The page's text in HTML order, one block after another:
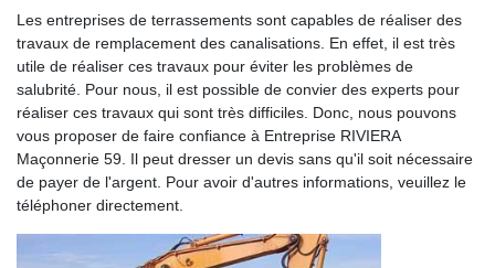
Les entreprises de terrassements sont capables de réaliser des
travaux de remplacement des canalisations. En effet, il est très
utile de réaliser ces travaux pour éviter les problèmes de
salubrité. Pour nous, il est possible de convier des experts pour
réaliser ces travaux qui sont très difficiles. Donc, nous pouvons
vous proposer de faire confiance à Entreprise RIVIERA
Maçonnerie 59. Il peut dresser un devis sans qu'il soit nécessaire
de payer de l'argent. Pour avoir d'autres informations, veuillez le
téléphoner directement.